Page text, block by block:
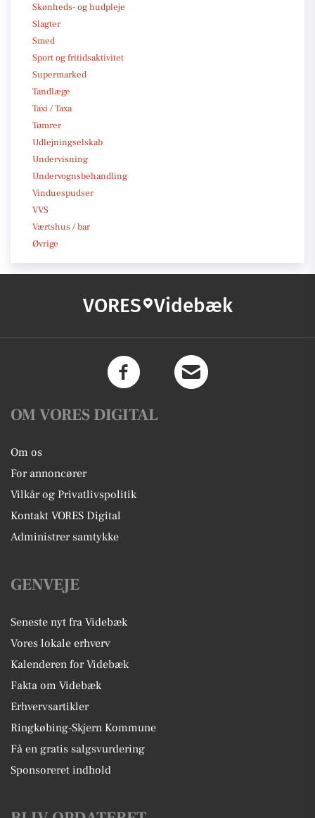
Skønheds- og hudpleje
Slagter
Smed
Sport og fritidsaktivitet
Supermarked
Tandlæge
Taxi / Taxa
Tømrer
Udlejningselskab
Undervisning
Undervognsbehandling
Vinduespudser
VVS
Værtshus / bar
Øvrige
VORES Videbæk
OM VORES DIGITAL
Om os
For annoncører
Vilkår og Privatlivspolitik
Kontakt VORES Digital
Administrer samtykke
GENVEJE
Seneste nyt fra Videbæk
Vores lokale erhverv
Kalenderen for Videbæk
Fakta om Videbæk
Erhvervsartikler
Ringkøbing-Skjern Kommune
Få en gratis salgsvurdering
Sponsoreret indhold